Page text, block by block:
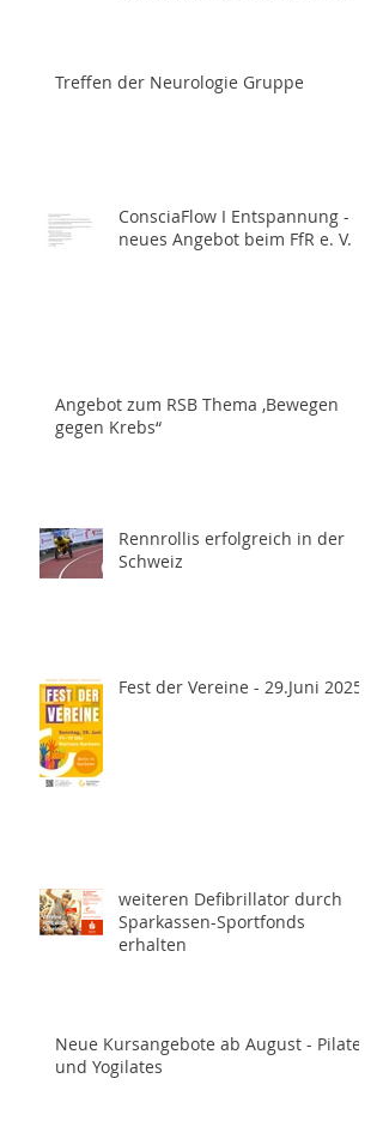
Treffen der Neurologie Gruppe
ConsciaFlow I Entspannung -
neues Angebot beim FfR e. V.
Angebot zum RSB Thema ,Bewegen
gegen Krebs“
Rennrollis erfolgreich in der
Schweiz
Fest der Vereine - 29.Juni 2025
weiteren Defibrillator durch
Sparkassen-Sportfonds
erhalten
Neue Kursangebote ab August - Pilates
und Yogilates